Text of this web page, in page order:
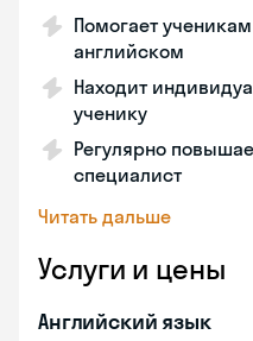
Помогает
английском
Находит
ученику
Регулярно
специалист
Читать дальше
Услуги и цены
Английский язык